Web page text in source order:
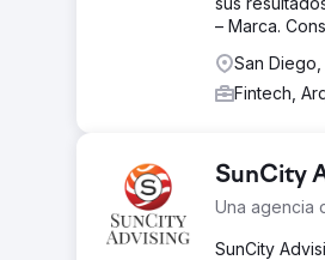
– Marca.
San
Fintech,
SunCity
Una agencia
SunCity